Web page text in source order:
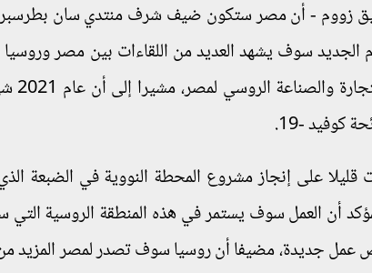
زووم - أن مصر ستكون ضيف شرف منتدي سان
سوف يعقد في يونيو عام 2022، والعام الجديد سوف يشهد العديد من اللقاءات بين مصر
كوفيد -19.
أفاد بأن جائحة كوفيد -19 أثرت قليلا على إنجاز مشروع المحطة النووية في
عمل جديدة، مضيفا أن روسيا سوف تصدر لمصر المزيد